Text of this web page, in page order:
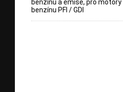
benzínu a emise, pro
benzínu PFI / GDI